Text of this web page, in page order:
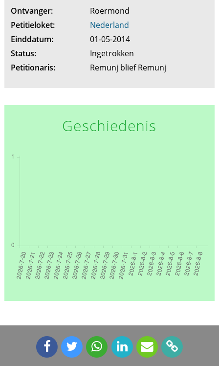
Ontvanger:
Roermond
Petitieloket:
Nederland
Einddatum:
01-05-2014
Status:
Ingetrokken
Petitionaris:
Remunj blief Remunj
Geschiedenis